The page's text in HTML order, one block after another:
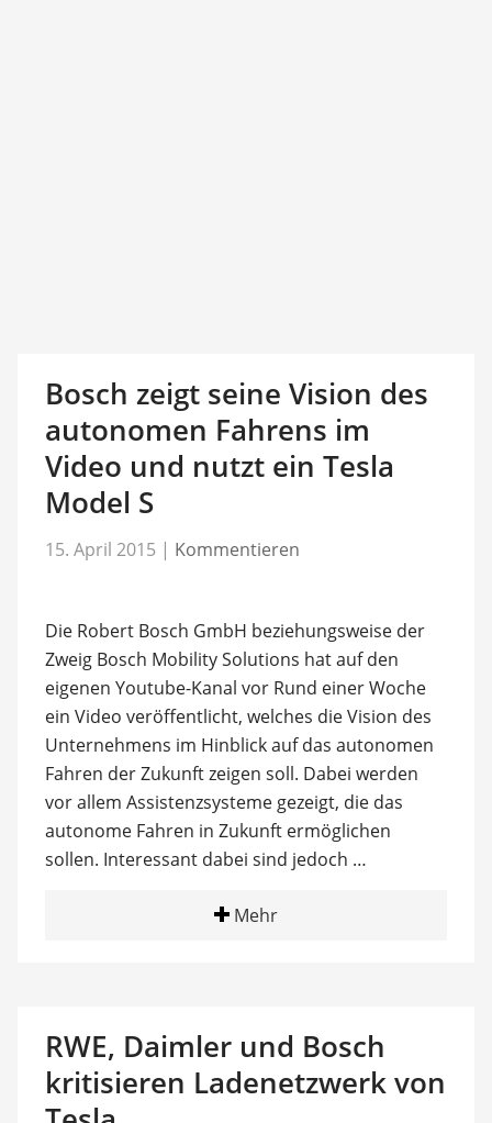
Bosch zeigt seine Vision des
autonomen Fahrens im
Video und nutzt ein Tesla
Model S
15. April 2015 | Kommentieren
Die Robert Bosch GmbH beziehungsweise der
Zweig Bosch Mobility Solutions hat auf den
eigenen Youtube-Kanal vor Rund einer Woche
ein Video veröffentlicht, welches die Vision des
Unternehmens im Hinblick auf das autonomen
Fahren der Zukunft zeigen soll. Dabei werden
vor allem Assistenzsysteme gezeigt, die das
autonome Fahren in Zukunft ermöglichen
sollen. Interessant dabei sind jedoch …
Mehr
RWE, Daimler und Bosch
kritisieren Ladenetzwerk von